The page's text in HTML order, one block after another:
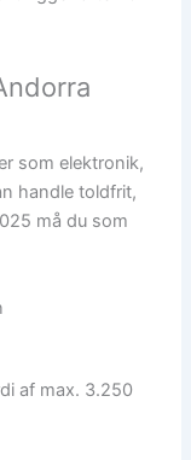
som elektronik,
handle toldfrit,
må du som
af max. 3.250